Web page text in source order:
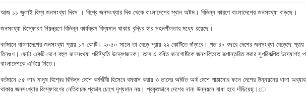
আজ ১১ জুলাই বিশ্ব জনসংখ্যা দিবস । বিশ্বে জনসংখ্যার দিক থেকে বাংলাদেশের স্থান অষ্টম। বিভিন্ন কারণে বাংলাদেশের জনসংখ্যা বাড়ছে।
জনসংখ্যা বিস্ফোরণ নিয়ন্ত্রণে বিভিন্ন কার্যক্রম বিদ্যমান থাকায় বৃদ্ধির হার সহনশীলতার মধ্যে রয়েছে।
বর্তমানে বাংলাদেশের জনসংখ্যা প্রায় ১৭ কোটি। ২০৫০ সালে তা বেড়ে প্রায় ২২ কোটিতে দাঁড়াবে। গত ৪০ বছরে দেশের জনসংখ্যা বেড়েছে প্রায়
তিনগুণ। ছোট্ট একটি দেশে বহুল জনসংখ্যা পরিস্থিতি উদ্বেগজনক। তবে এ বর্ধিত জনগোষ্ঠীকে জনশক্তিতে রূপান্তরিত করার সুপরিকল্পিত উদ্যোগই
বাংলাদেশকে এগিয়ে নিতে।
বর্তমানে ৫৫ লাখ মানুষ বিশ্বের বিভিন্ন দেশে কর্মজীবী হিসেবে বসবাস করায় ও তাদের অর্জিত অর্থ দেশে পাঠানোর ফলে দেশের উন্নয়নের ধালা
থাকায় জনসংখ্যার বিস্ফোরণের নেতিবাচক প্রভাব চোখে দৃশ্যমান নয়। প্রকৃতভাবে দেশের নানা উন্নয়নে বাধা হয়ে দাঁড়িয়েছ্।ে